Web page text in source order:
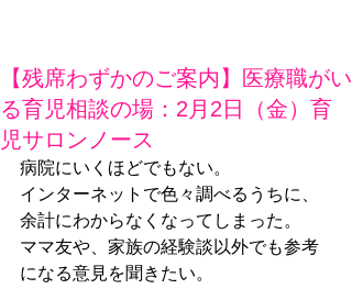
【残席わずかのご案内】医療職がい
る育児相談の場：2月2日（金）育
児サロンノース
病院にいくほどでもない。
インターネットで色々調べるうちに、
余計にわからなくなってしまった。
ママ友や、家族の経験談以外でも参考
になる意見を聞きたい。